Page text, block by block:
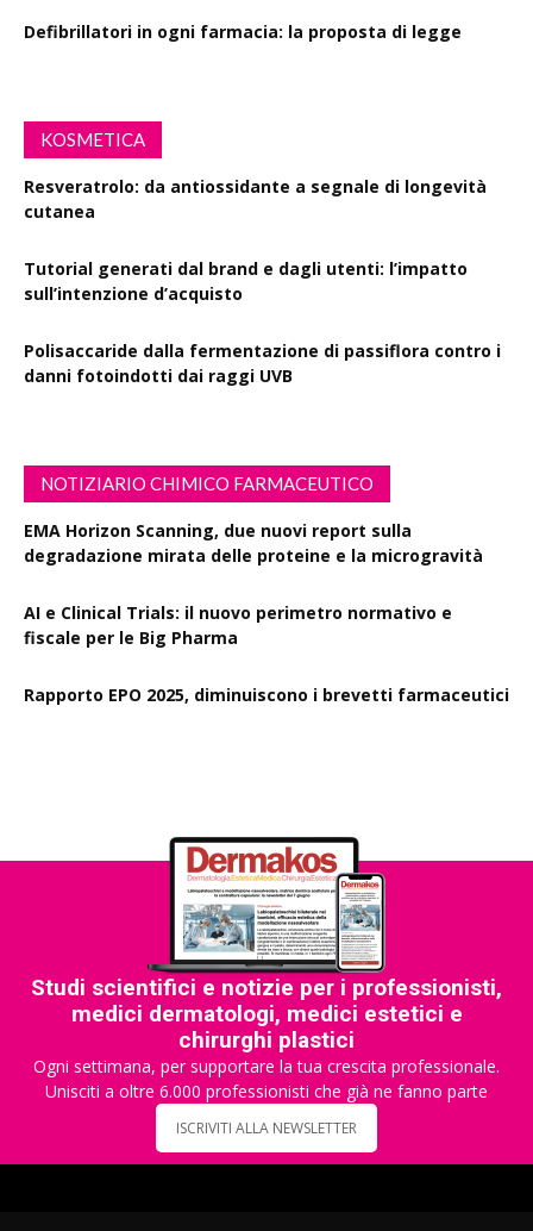
Defibrillatori in ogni farmacia: la proposta di legge
KOSMETICA
Resveratrolo: da antiossidante a segnale di longevità
cutanea
Tutorial generati dal brand e dagli utenti: l’impatto
sull’intenzione d’acquisto
Polisaccaride dalla fermentazione di passiflora contro i
danni fotoindotti dai raggi UVB
NOTIZIARIO CHIMICO FARMACEUTICO
EMA Horizon Scanning, due nuovi report sulla
degradazione mirata delle proteine e la microgravità
AI e Clinical Trials: il nuovo perimetro normativo e
fiscale per le Big Pharma
Rapporto EPO 2025, diminuiscono i brevetti farmaceutici
Studi scientifici e notizie per i professionisti,
medici dermatologi, medici estetici e
chirurghi plastici
Ogni settimana, per supportare la tua crescita professionale.
Unisciti a oltre 6.000 professionisti che già ne fanno parte
ISCRIVITI ALLA NEWSLETTER